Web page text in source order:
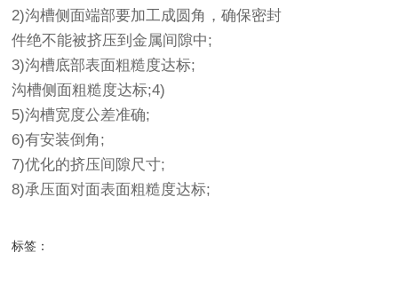
2)沟槽侧面端部要加工成圆角，确保密封
件绝不能被挤压到金属间隙中;
3)沟槽底部表面粗糙度达标;
沟槽侧面粗糙度达标;4)
5)沟槽宽度公差准确;
6)有安装倒角;
7)优化的挤压间隙尺寸;
8)承压面对面表面粗糙度达标;
标签：